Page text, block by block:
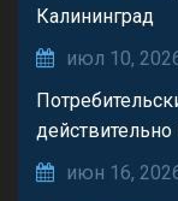
Калининград
июл 10,
действительно
июн 16,